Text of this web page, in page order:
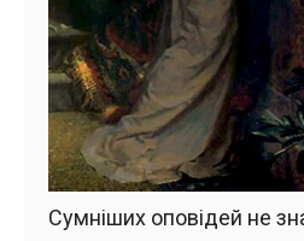
Сумніших оповідей не